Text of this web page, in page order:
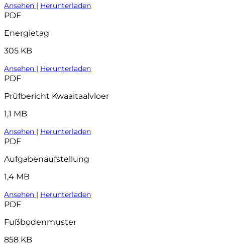
Ansehen | Herunterladen
PDF
Energietag
305 KB
Ansehen | Herunterladen
PDF
Prüfbericht Kwaaitaalvloer
1,1 MB
Ansehen | Herunterladen
PDF
Aufgabenaufstellung
1,4 MB
Ansehen | Herunterladen
PDF
Fußbodenmuster
858 KB